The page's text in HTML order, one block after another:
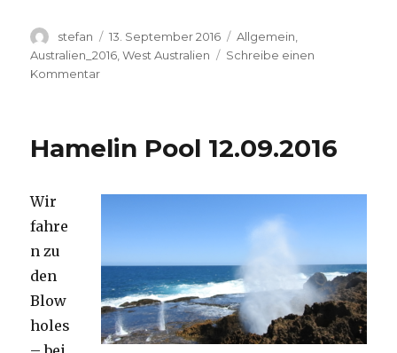
Autor
stefan
Veröffentlicht
am
13. September 2016 Kategorien
Allgemein
Australien_2016 ,West Australien
Schreibe einen
Kommentarzu
Hamelin Pool 12.09.2016
Wir
fahre
n zu
den
Blow
holes